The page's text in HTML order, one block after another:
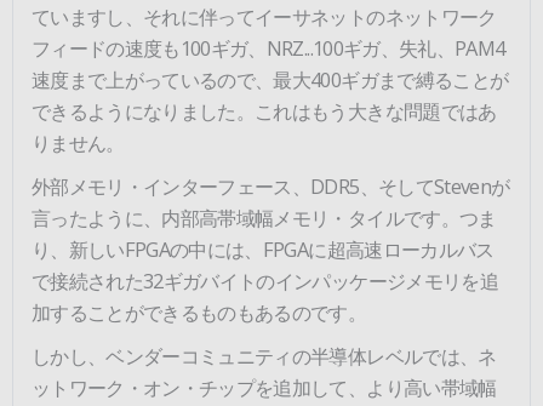
ていますし、それに伴ってイーサネットのネットワーク
フィードの速度も100ギガ、NRZ...100ギガ、失礼、PAM4
速度まで上がっているので、最大400ギガまで縛ることが
できるようになりました。これはもう大きな問題ではあ
りません。
外部メモリ・インターフェース、DDR5、そしてStevenが
言ったように、内部高帯域幅メモリ・タイルです。つま
り、新しいFPGAの中には、FPGAに超高速ローカルバス
で接続された32ギガバイトのインパッケージメモリを追
加することができるものもあるのです。
しかし、ベンダーコミュニティの半導体レベルでは、ネ
ットワーク・オン・チップを追加して、より高い帯域幅